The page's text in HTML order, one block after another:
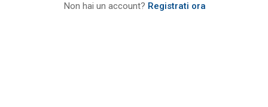
Non hai un account? Registrati ora